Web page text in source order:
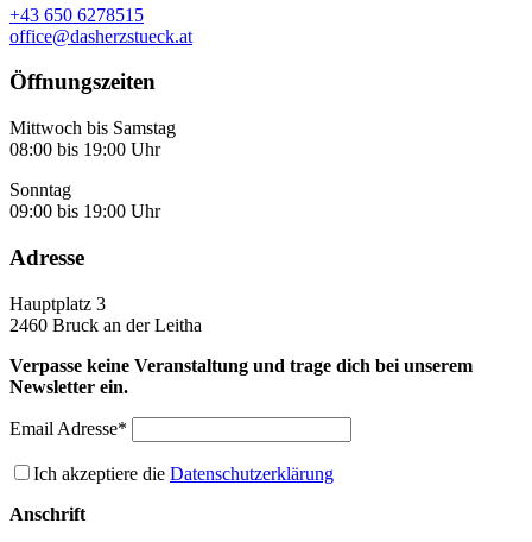
+43 650 6278515
office@dasherzstueck.at
Öffnungszeiten
Mittwoch bis Samstag
08:00 bis 19:00 Uhr
Sonntag
09:00 bis 19:00 Uhr
Adresse
Hauptplatz 3
2460 Bruck an der Leitha
Verpasse keine Veranstaltung und trage dich bei unserem
Newsletter ein.
Email Adresse*
Ich akzeptiere die Datenschutzerklärung
Anschrift